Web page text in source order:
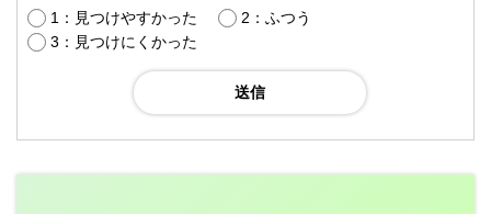
1：見つけやすかった
2：ふつう
3：見つけにくかった